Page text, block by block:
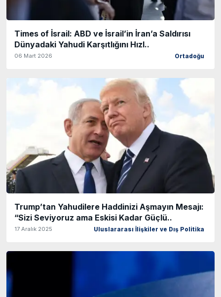
Times of İsrail: ABD ve İsrail’in İran’a Saldırısı
Dünyadaki Yahudi Karşıtlığını Hızl..
06 Mart 2026 Ortadoğu
Trump’tan Yahudilere Haddinizi Aşmayın Mesajı:
“Sizi Seviyoruz ama Eskisi Kadar Güçlü..
17 Aralık 2025 Uluslararası İlişkiler ve Dış Politika